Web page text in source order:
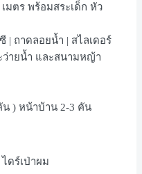
มตร พร้อมสระเด็ก หัว
| ถาดลอยน้ำ | สไลเดอร์
ว่ายน้ำ และสนามหญ้า
) หน้าบ้าน 2-3 คัน
ดร์เป่าผม